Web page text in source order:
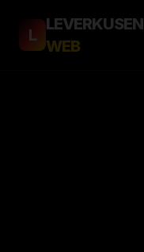
L
LEVERKUSEN
WEB